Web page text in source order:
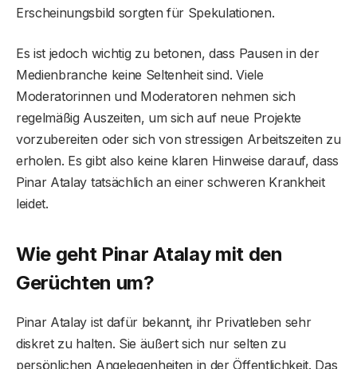
Erscheinungsbild sorgten für Spekulationen.
Es ist jedoch wichtig zu betonen, dass Pausen in der
Medienbranche keine Seltenheit sind. Viele
Moderatorinnen und Moderatoren nehmen sich
regelmäßig Auszeiten, um sich auf neue Projekte
vorzubereiten oder sich von stressigen Arbeitszeiten zu
erholen. Es gibt also keine klaren Hinweise darauf, dass
Pinar Atalay tatsächlich an einer schweren Krankheit
leidet.
Wie geht Pinar Atalay mit den
Gerüchten um?
Pinar Atalay ist dafür bekannt, ihr Privatleben sehr
diskret zu halten. Sie äußert sich nur selten zu
persönlichen Angelegenheiten in der Öffentlichkeit. Das